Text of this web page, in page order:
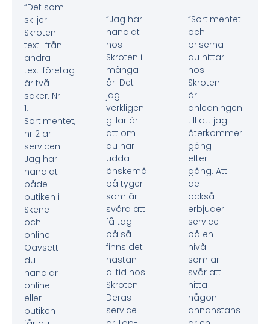
“Det som
skiljer
Skroten
textil från
andra
textilföretag
är två
saker. Nr.
1.
Sortimentet,
nr 2 är
servicen.
Jag har
handlat
både i
butiken i
Skene
och
online.
Oavsett
du
handlar
online
eller i
butiken
“Jag har
handlat
hos
Skroten i
många
år. Det
jag
verkligen
gillar är
att om
du har
udda
önskemål
på tyger
som är
svåra att
få tag
på så
finns det
nästan
alltid hos
Skroten.
Deras
service
“Sortimentet
och
priserna
du hittar
hos
Skroten
är
anledningen
till att jag
återkommer
gång
efter
gång. Att
de
också
erbjuder
service
på en
nivå
som är
svår att
hitta
någon
annanstans